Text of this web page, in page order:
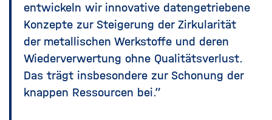
entwickeln wir innovative datengetriebene
Konzepte zur Steigerung der Zirkularität
der metallischen Werkstoffe und deren
Wiederverwertung ohne Qualitätsverlust.
Das trägt insbesondere zur Schonung der
knappen Ressourcen bei.”